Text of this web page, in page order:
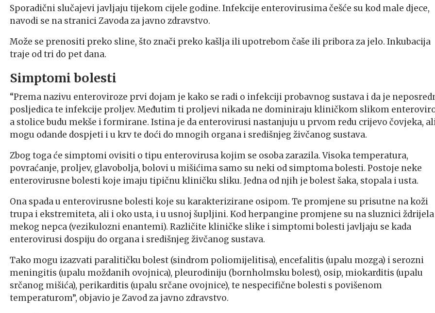
Sporadični slučajevi javljaju tijekom cijele godine. Infekcije enterovirusima češće su kod male djece,
navodi se na stranici Zavoda za javno zdravstvo.
Može se prenositi preko sline, što znači preko kašlja ili upotrebom čaše ili pribora za jelo. Inkubacija
traje od tri do pet dana.
Simptomi bolesti
“Prema nazivu enteroviroze prvi dojam je kako se radi o infekciji probavnog sustava i da je
posljedica te infekcije proljev. Međutim ti proljevi nikada ne dominiraju kliničkom slikom
a stolice budu mekše i formirane. Istina je da enterovirusi nastanjuju u prvom redu crijevo čovjeka,
mogu odande dospjeti i u krv te doći do mnogih organa i središnjeg živčanog sustava.
Zbog toga će simptomi ovisiti o tipu enterovirusa kojim se osoba zarazila. Visoka temperatura,
povraćanje, proljev, glavobolja, bolovi u mišićima samo su neki od simptoma bolesti. Postoje neke
enterovirusne bolesti koje imaju tipičnu kliničku sliku. Jedna od njih je bolest šaka, stopala i usta.
Ona spada u enterovirusne bolesti koje su karakterizirane osipom. Te promjene su prisutne na koži
trupa i ekstremiteta, ali i oko usta, i u usnoj šupljini. Kod herpangine promjene su na sluznici
mekog nepca (vezikulozni enantemi). Različite kliničke slike i simptomi bolesti javljaju se kada
enterovirusi dospiju do organa i središnjeg živčanog sustava.
Tako mogu izazvati paralitičku bolest (sindrom poliomijelitisa), encefalitis (upalu mozga) i serozni
meningitis (upalu moždanih ovojnica), pleurodiniju (bornholmsku bolest), osip, miokarditis (upalu
srčanog mišića), perikarditis (upalu srčane ovojnice), te nespecifične bolesti s povišenom
temperaturom”, objavio je Zavod za javno zdravstvo.